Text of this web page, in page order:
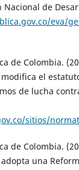
Nacional de
eva/
de Colombia.
el
de lucha
sitios/
de Colombia.
una